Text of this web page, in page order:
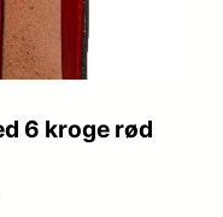
6 kroge rød